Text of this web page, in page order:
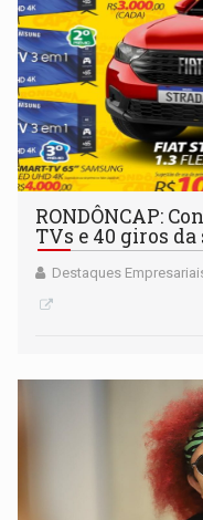
RONDÔNCAP:
TVs e 40 giros da
Destaques